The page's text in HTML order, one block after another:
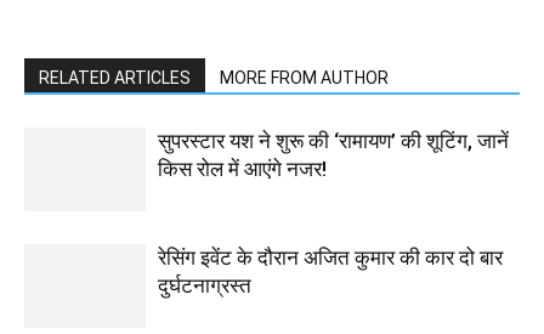
RELATED ARTICLES MORE FROM AUTHOR
सुपरस्टार यश ने शुरू की ‘रामायण’ की शूटिंग, जानें
किस रोल में आएंगे नजर!
रेसिंग इवेंट के दौरान अजित कुमार की कार दो बार
दुर्घटनाग्रस्त